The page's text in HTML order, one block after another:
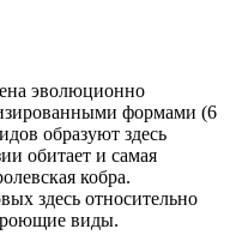
эволюционно
формами (6
образуют здесь
обитает и самая
кобра.
здесь относительно
роющие виды.